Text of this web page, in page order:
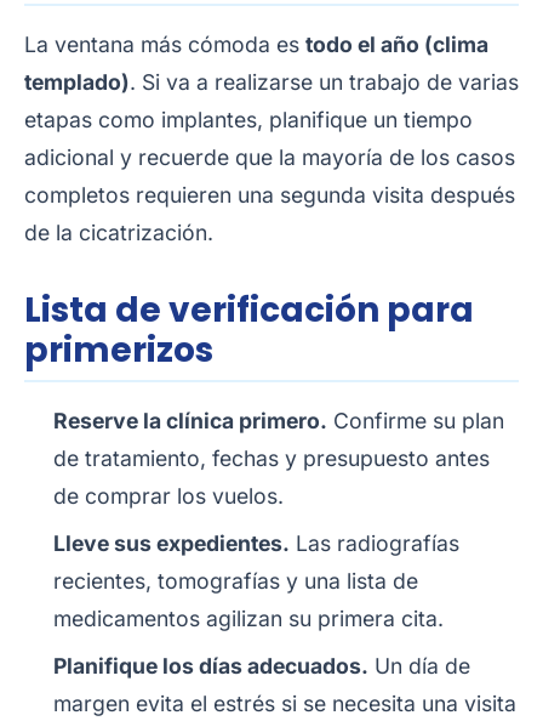
La ventana más cómoda es todo el año (clima
templado). Si va a realizarse un trabajo de varias
etapas como implantes, planifique un tiempo
adicional y recuerde que la mayoría de los casos
completos requieren una segunda visita después
de la cicatrización.
Lista de verificación para
primerizos
Reserve la clínica primero. Confirme su plan
de tratamiento, fechas y presupuesto antes
de comprar los vuelos.
Lleve sus expedientes. Las radiografías
recientes, tomografías y una lista de
medicamentos agilizan su primera cita.
Planifique los días adecuados. Un día de
margen evita el estrés si se necesita una visita